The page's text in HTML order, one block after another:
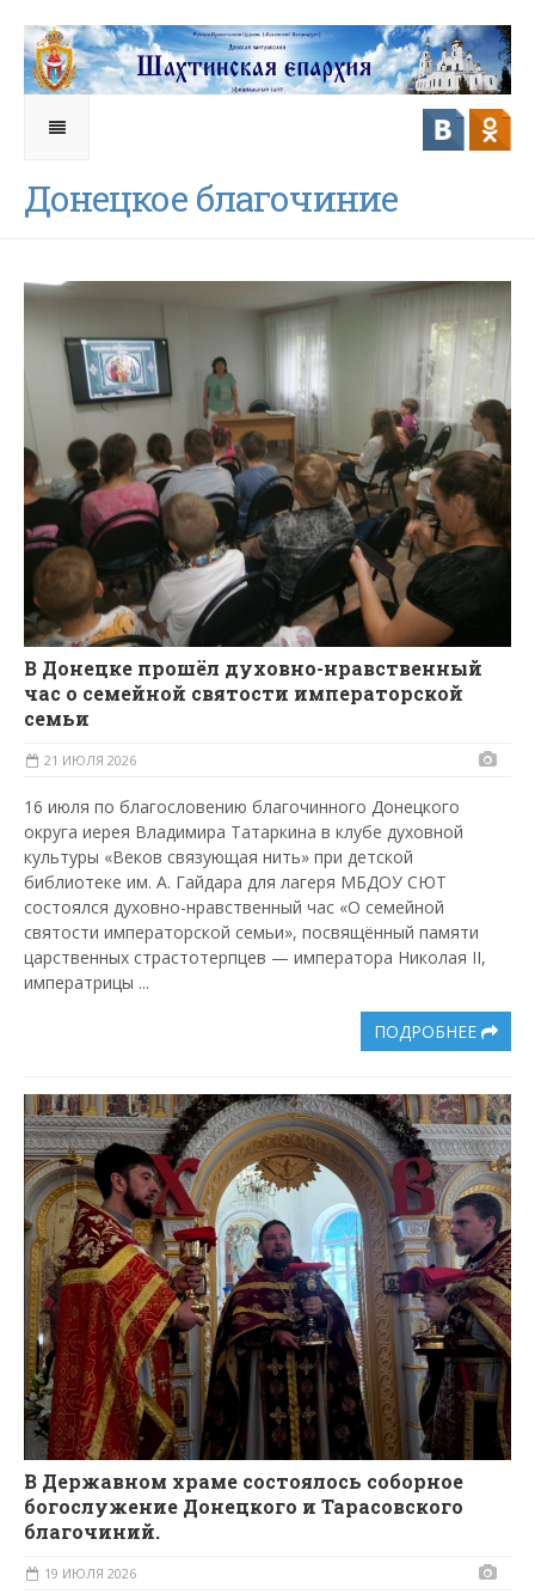
Донецкое благочиние
В Донецке прошёл духовно-нравственный
час о семейной святости императорской
семьи
21 ИЮЛЯ 2026
16 июля по благословению благочинного Донецкого
округа иерея Владимира Татаркина в клубе духовной
культуры «Веков связующая нить» при детской
библиотеке им. А. Гайдара для лагеря МБДОУ СЮТ
состоялся духовно-нравственный час «О семейной
святости императорской семьи», посвящённый памяти
царственных страстотерпцев — императора Николая II,
императрицы ...
ПОДРОБНЕЕ
В Державном храме состоялось соборное
богослужение Донецкого и Тарасовского
благочиний.
19 ИЮЛЯ 2026